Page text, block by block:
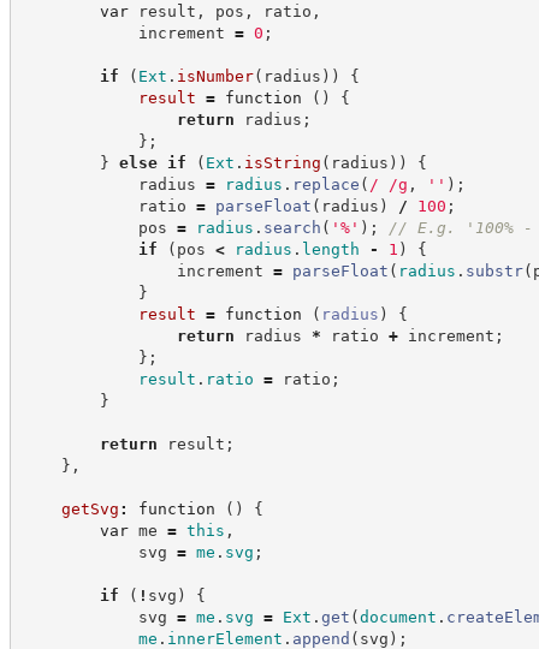
var result , pos , ratio ,
increment = 0 ;
if ( Ext . isNumber( radius ) )
{
result = function ( )
{
return radius ;
} ;
} else if ( Ext . isString ( radius ) )
{
radius = radius . replace ( / /g , ' ' ) ;
ratio = parseFloat ( radius ) / 100 ;
pos = radius . search ( ' %' ) ; // E.g. '100% -
if
( pos < radius . length - 1 )
{
increment = parseFloat ( radius . substr(
}
result = function ( radius )
{
return radius * ratio + increment ;
} ;
result . ratio = ratio ;
}
return result ;
} ,
getSvg : function ( )
{
var me = this ,
svg = me . svg ;
if ( ! svg )
{
svg = me . svg = Ext . get (document .
me . innerElement . append ( svg ) ;